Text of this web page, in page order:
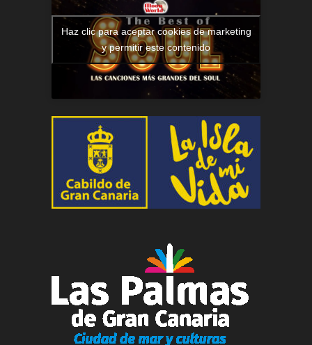
Haz clic para aceptar cookies de marketing
y permitir este contenido